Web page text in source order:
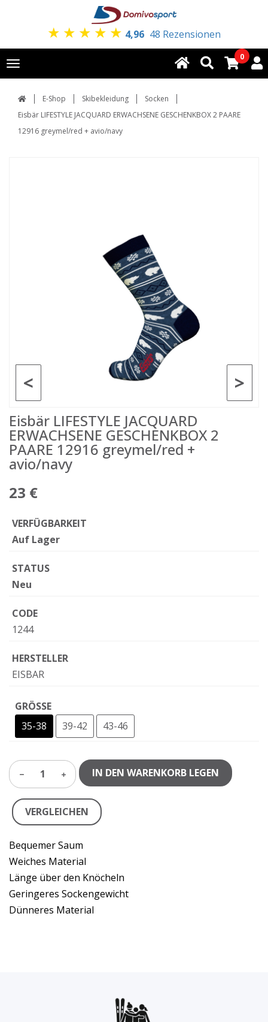
★ ★ ★ ★ ★ 4,96 48 Rezensionen
Toggle
navigation
0
E-Shop Skibekleidung
Socken
Eisbär LIFESTYLE JACQUARD ERWACHSENE GESCHENKBOX 2 PAARE
12916 greymel/red + avio/navy
>
<
Eisbär LIFESTYLE JACQUARD
ERWACHSENE GESCHENKBOX 2
PAARE 12916 greymel/red +
avio/navy
23 €
VERFÜGBARKEIT
Auf Lager
STATUS
Neu
CODE
1244
HERSTELLER
EISBAR
GRÖSSE
35-38
39-42 43-46
1 IN DEN WARENKORB LEGEN
VERGLEICHEN
Bequemer Saum
Weiches Material
Länge über den Knöcheln
Geringeres Sockengewicht
Dünneres Material